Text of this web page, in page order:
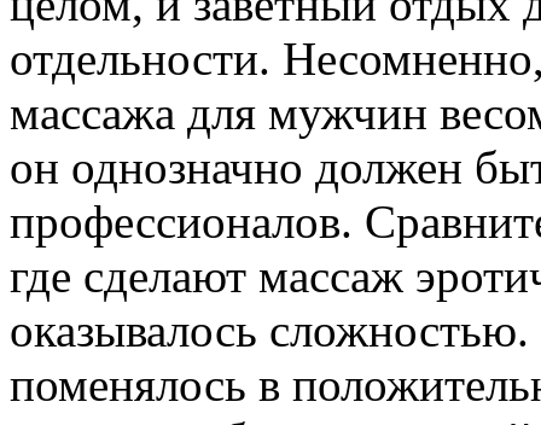
отдельности.
массажа для мужчин
он однозначно должен
профессионалов.
где сделают массаж
оказывалось
поменялось в